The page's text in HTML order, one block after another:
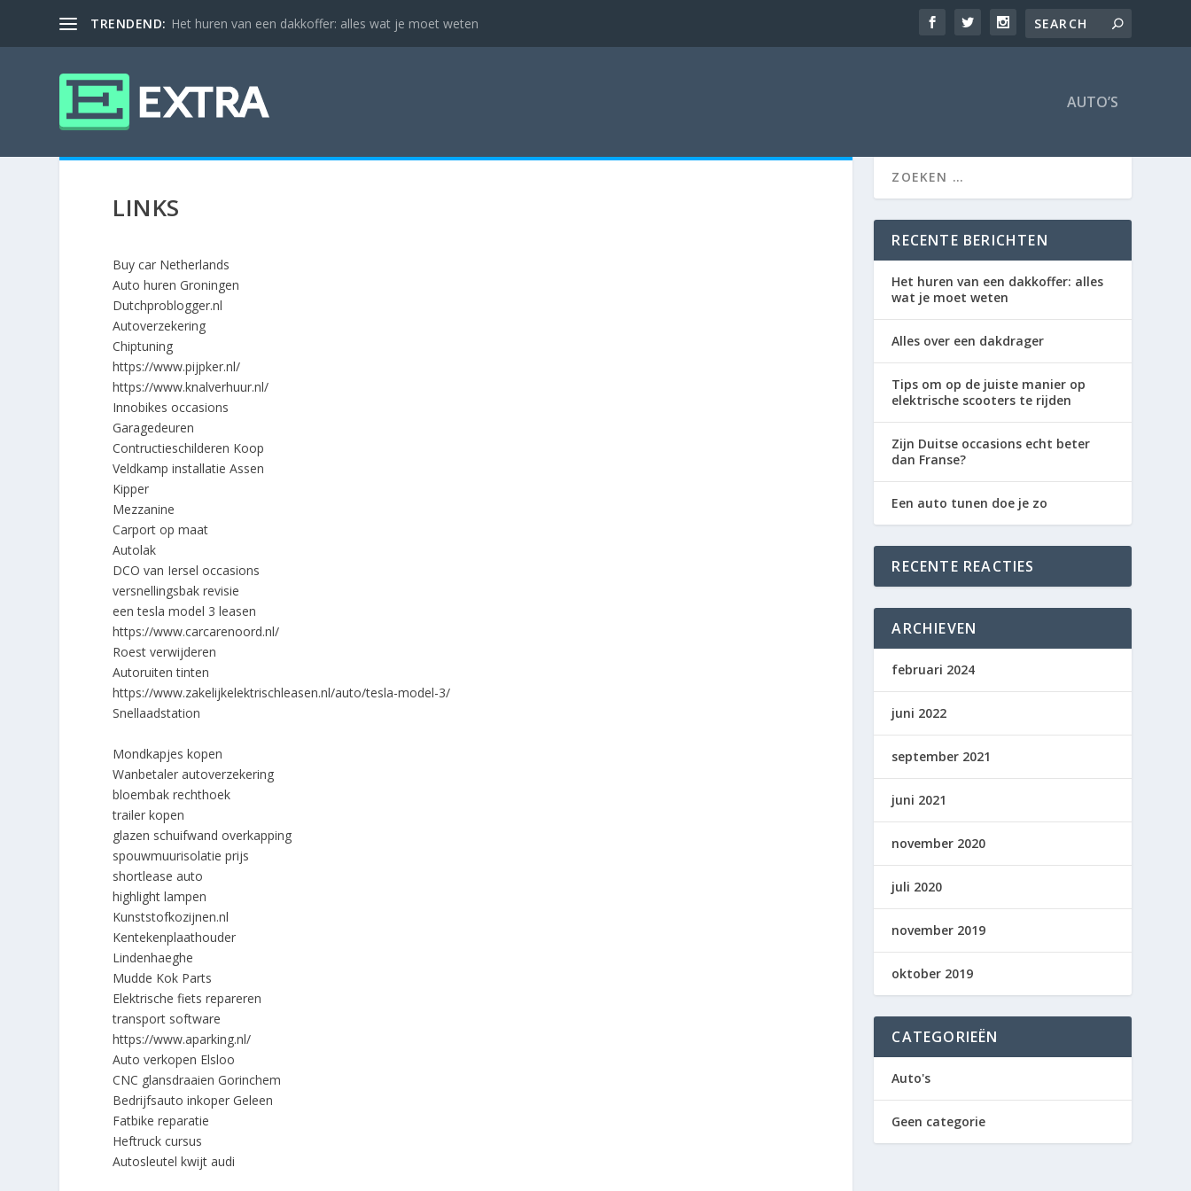
TRENDEND: Het huren van een dakkoffer: alles wat je moet weten
AUTO’S
LINKS
Buy car Netherlands
Auto huren Groningen
Dutchproblogger.nl
Autoverzekering
Chiptuning
https://www.pijpker.nl/
https://www.knalverhuur.nl/
Innobikes occasions
Garagedeuren
Contructieschilderen Koop
Veldkamp installatie Assen
Kipper
Mezzanine
Carport op maat
Autolak
DCO van Iersel occasions
versnellingsbak revisie
een tesla model 3 leasen
https://www.carcarenoord.nl/
Roest verwijderen
Autoruiten tinten
https://www.zakelijkelektrischleasen.nl/auto/tesla-model-3/
Snellaadstation
Mondkapjes kopen
Wanbetaler autoverzekering
bloembak rechthoek
trailer kopen
glazen schuifwand overkapping
spouwmuurisolatie prijs
shortlease auto
highlight lampen
Kunststofkozijnen.nl
Kentekenplaathouder
Lindenhaeghe
Mudde Kok Parts
Elektrische fiets repareren
transport software
https://www.aparking.nl/
Auto verkopen Elsloo
CNC glansdraaien Gorinchem
Bedrijfsauto inkoper Geleen
Fatbike reparatie
Heftruck cursus
Autosleutel kwijt audi
RECENTE BERICHTEN
Het huren van een dakkoffer: alles
wat je moet weten
Alles over een dakdrager
Tips om op de juiste manier op
elektrische scooters te rijden
Zijn Duitse occasions echt beter
dan Franse?
Een auto tunen doe je zo
RECENTE REACTIES
ARCHIEVEN
februari 2024
juni 2022
september 2021
juni 2021
november 2020
juli 2020
november 2019
oktober 2019
CATEGORIEËN
Auto's
Geen categorie